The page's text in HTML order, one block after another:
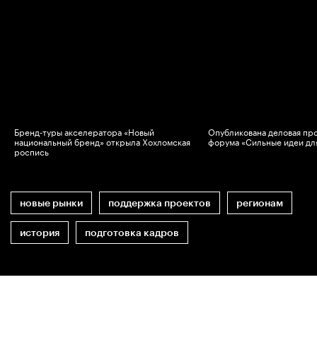
Бренд-туры акселератора «Новый
национальный бренд» открыла Хохломская
роспись
Опубликована деловая
форума «Сильные идеи
новые рынки поддержка проектов регионам
история подготовка кадров